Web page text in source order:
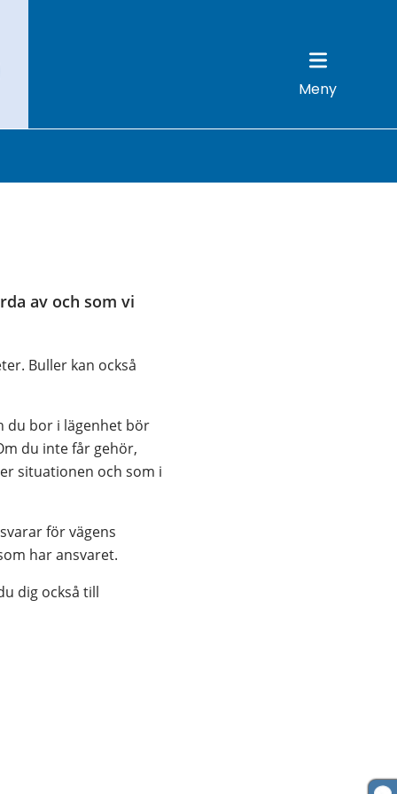
Meny
av och som vi
Buller kan också
du bor i lägenhet bör
du inte får gehör,
situationen och som i
för vägens
har ansvaret.
dig också till